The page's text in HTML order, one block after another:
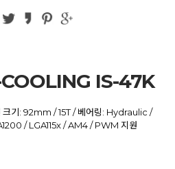
IS-47K
크기: 92mm / 15T / 베어링: Hydraulic /
/ LGA115x / AM4 / PWM 지원